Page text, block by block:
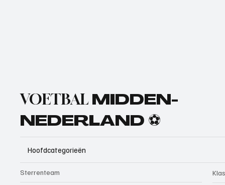
VOETBAL MIDDEN-
NEDERLAND ⚽
Hoofdcategorieën
Sterrenteam